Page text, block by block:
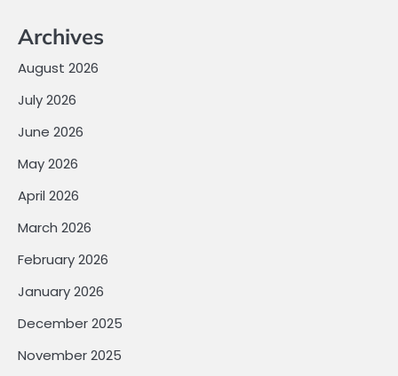
Archives
August 2026
July 2026
June 2026
May 2026
April 2026
March 2026
February 2026
January 2026
December 2025
November 2025